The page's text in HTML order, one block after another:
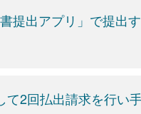
書提出アプリ」で提出
て2回払出請求を行い